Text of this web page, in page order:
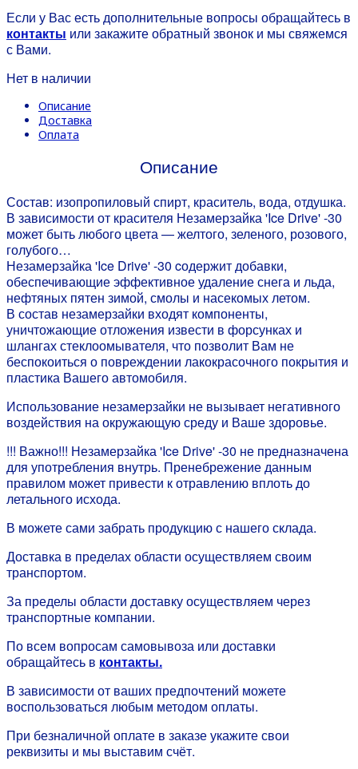
Если у Вас есть дополнительные вопросы обращайтесь в
контакты или закажите обратный звонок и мы свяжемся
с Вами.
Нет в наличии
Описание
Доставка
Оплата
Описание
Состав: изопропиловый спирт, краситель, вода, отдушка.
В зависимости от красителя Незамерзайка 'Ice Drive' -30
может быть любого цвета — желтого, зеленого, розового,
голубого…
Незамерзайка 'Ice Drive' -30 cодержит добавки,
обеспечивающие эффективное удаление снега и льда,
нефтяных пятен зимой, смолы и насекомых летом.
В состав незамерзайки входят компоненты,
уничтожающие отложения извести в форсунках и
шлангах стеклоомывателя, что позволит Вам не
беспокоиться о повреждении лакокрасочного покрытия и
пластика Вашего автомобиля.
Использование незамерзайки не вызывает негативного
воздействия на окружающую среду и Ваше здоровье.
!!! Важно!!! Незамерзайка 'Ice Drive' -30 не предназначена
для употребления внутрь. Пренебрежение данным
правилом может привести к отравлению вплоть до
летального исхода.
В можете сами забрать продукцию с нашего склада.
Доставка в пределах области осуществляем своим
транспортом.
За пределы области доставку осуществляем через
транспортные компании.
По всем вопросам самовывоза или доставки
обращайтесь в контакты.
В зависимости от ваших предпочтений можете
воспользоваться любым методом оплаты.
При безналичной оплате в заказе укажите свои
реквизиты и мы выставим счёт.